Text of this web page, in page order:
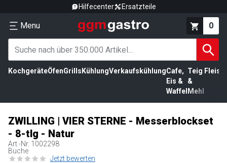
Hilfecenter Ersatzteile
Menu 0
KochgeräteÖfenGrills KühlungVerkaufskühlungCafe,
Eis &
Waffel
Teig
&
Mehl
ZWILLING | VIER STERNE - Messerblockset
- 8-tlg - Natur
Art.-Nr. 1002298
Buche
Jetzt bewerten